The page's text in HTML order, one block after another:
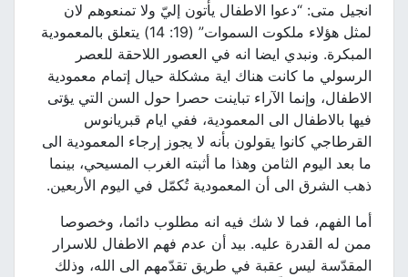
انجيل متى: “دعوا الاطفال يأتون إليّ ولا تمنعوهم لان
لمثل هؤلاء ملكوت السموات” (19: 14) يتعلق بالمعمودية
المبكرة. ونبدي ايضا انه في العصور اللاحقة للعصر
الرسولي ما كانت هناك اية مشكلة حيال إتمام معمودية
الاطفال، وإنما الآراء تباينت حصرا حول السن التي يؤتى
فيها بالاطفال الى المعمودية، ففي ايام قبريانوس
القرطاجي كانوا يقولون بأنه لا يجوز إرجاء المعمودية الى
ما بعد اليوم الثامن وهذا ما أثبته الغرب المسيحي، بينما
ذهب الشرق الى أن المعمودية تُكمّل في اليوم الأربعين.
أما الفهم، فما لا شك فيه انه مطلوب دائما، وخصوصا
ممن له القدرة عليه. بيد أن عدم فهم الاطفال للاسرار
المقدّسة ليس عقبة في طريق تقدّمهم الى الله، وذلك